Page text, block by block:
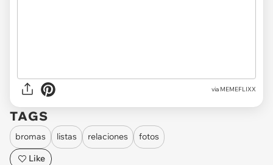
via MEMEFLIXX
TAGS
bromas listas relaciones
fotos
Like